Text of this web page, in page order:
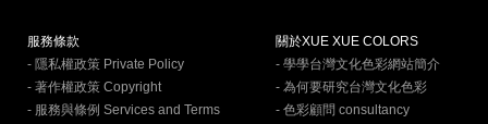
服務條款
- 隱私權政策 Private Policy
- 著作權政策 Copyright
- 服務與條例 Services and Terms
關於XUE XUE COLORS
- 學學台灣文化色彩網站簡介
- 為何要研究台灣文化色彩
- 色彩顧問 consultancy